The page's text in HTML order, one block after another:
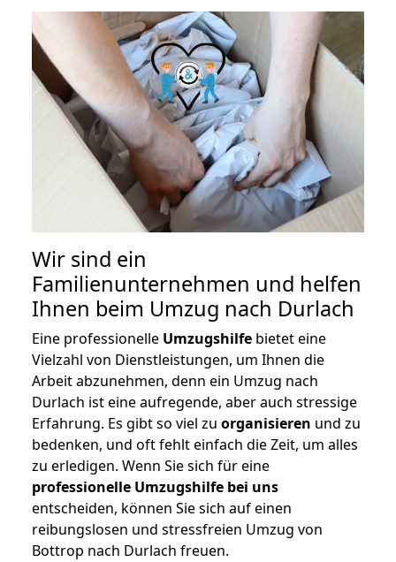
Wir sind ein
Familienunternehmen und helfen
Ihnen beim Umzug nach Durlach
Eine professionelle Umzugshilfe bietet eine
Vielzahl von Dienstleistungen, um Ihnen die
Arbeit abzunehmen, denn ein Umzug nach
Durlach ist eine aufregende, aber auch stressige
Erfahrung. Es gibt so viel zu organisieren und zu
bedenken, und oft fehlt einfach die Zeit, um alles
zu erledigen. Wenn Sie sich für eine
professionelle Umzugshilfe bei uns
entscheiden, können Sie sich auf einen
reibungslosen und stressfreien Umzug von
Bottrop nach Durlach freuen.